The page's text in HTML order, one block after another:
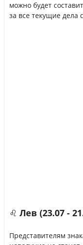
можно будет
за все текущие дела
♌ Лев (23.07 -
Представителям